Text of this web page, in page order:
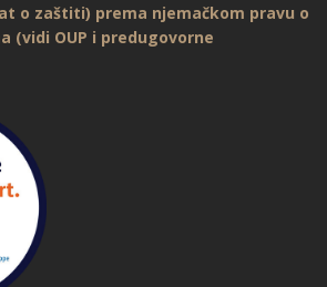
o zaštiti) prema njemačkom pravu o
(vidi OUP i predugovorne